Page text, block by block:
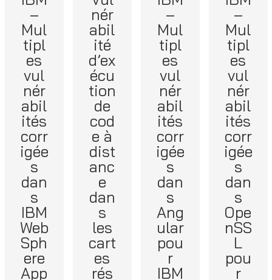
–
Mul
tipl
es
vul
nér
abil
ités
corr
igée
s
dan
s
IBM
Web
Sph
ere
App
nér
abil
ité
d’ex
écu
tion
de
cod
e à
dist
anc
e
dan
s
les
cart
es
rés
–
Mul
tipl
es
vul
nér
abil
ités
corr
igée
s
dan
s
Ang
ular
pou
r
IBM
–
Mul
tipl
es
vul
nér
abil
ités
corr
igée
s
dan
s
Ope
nSS
L
pou
r